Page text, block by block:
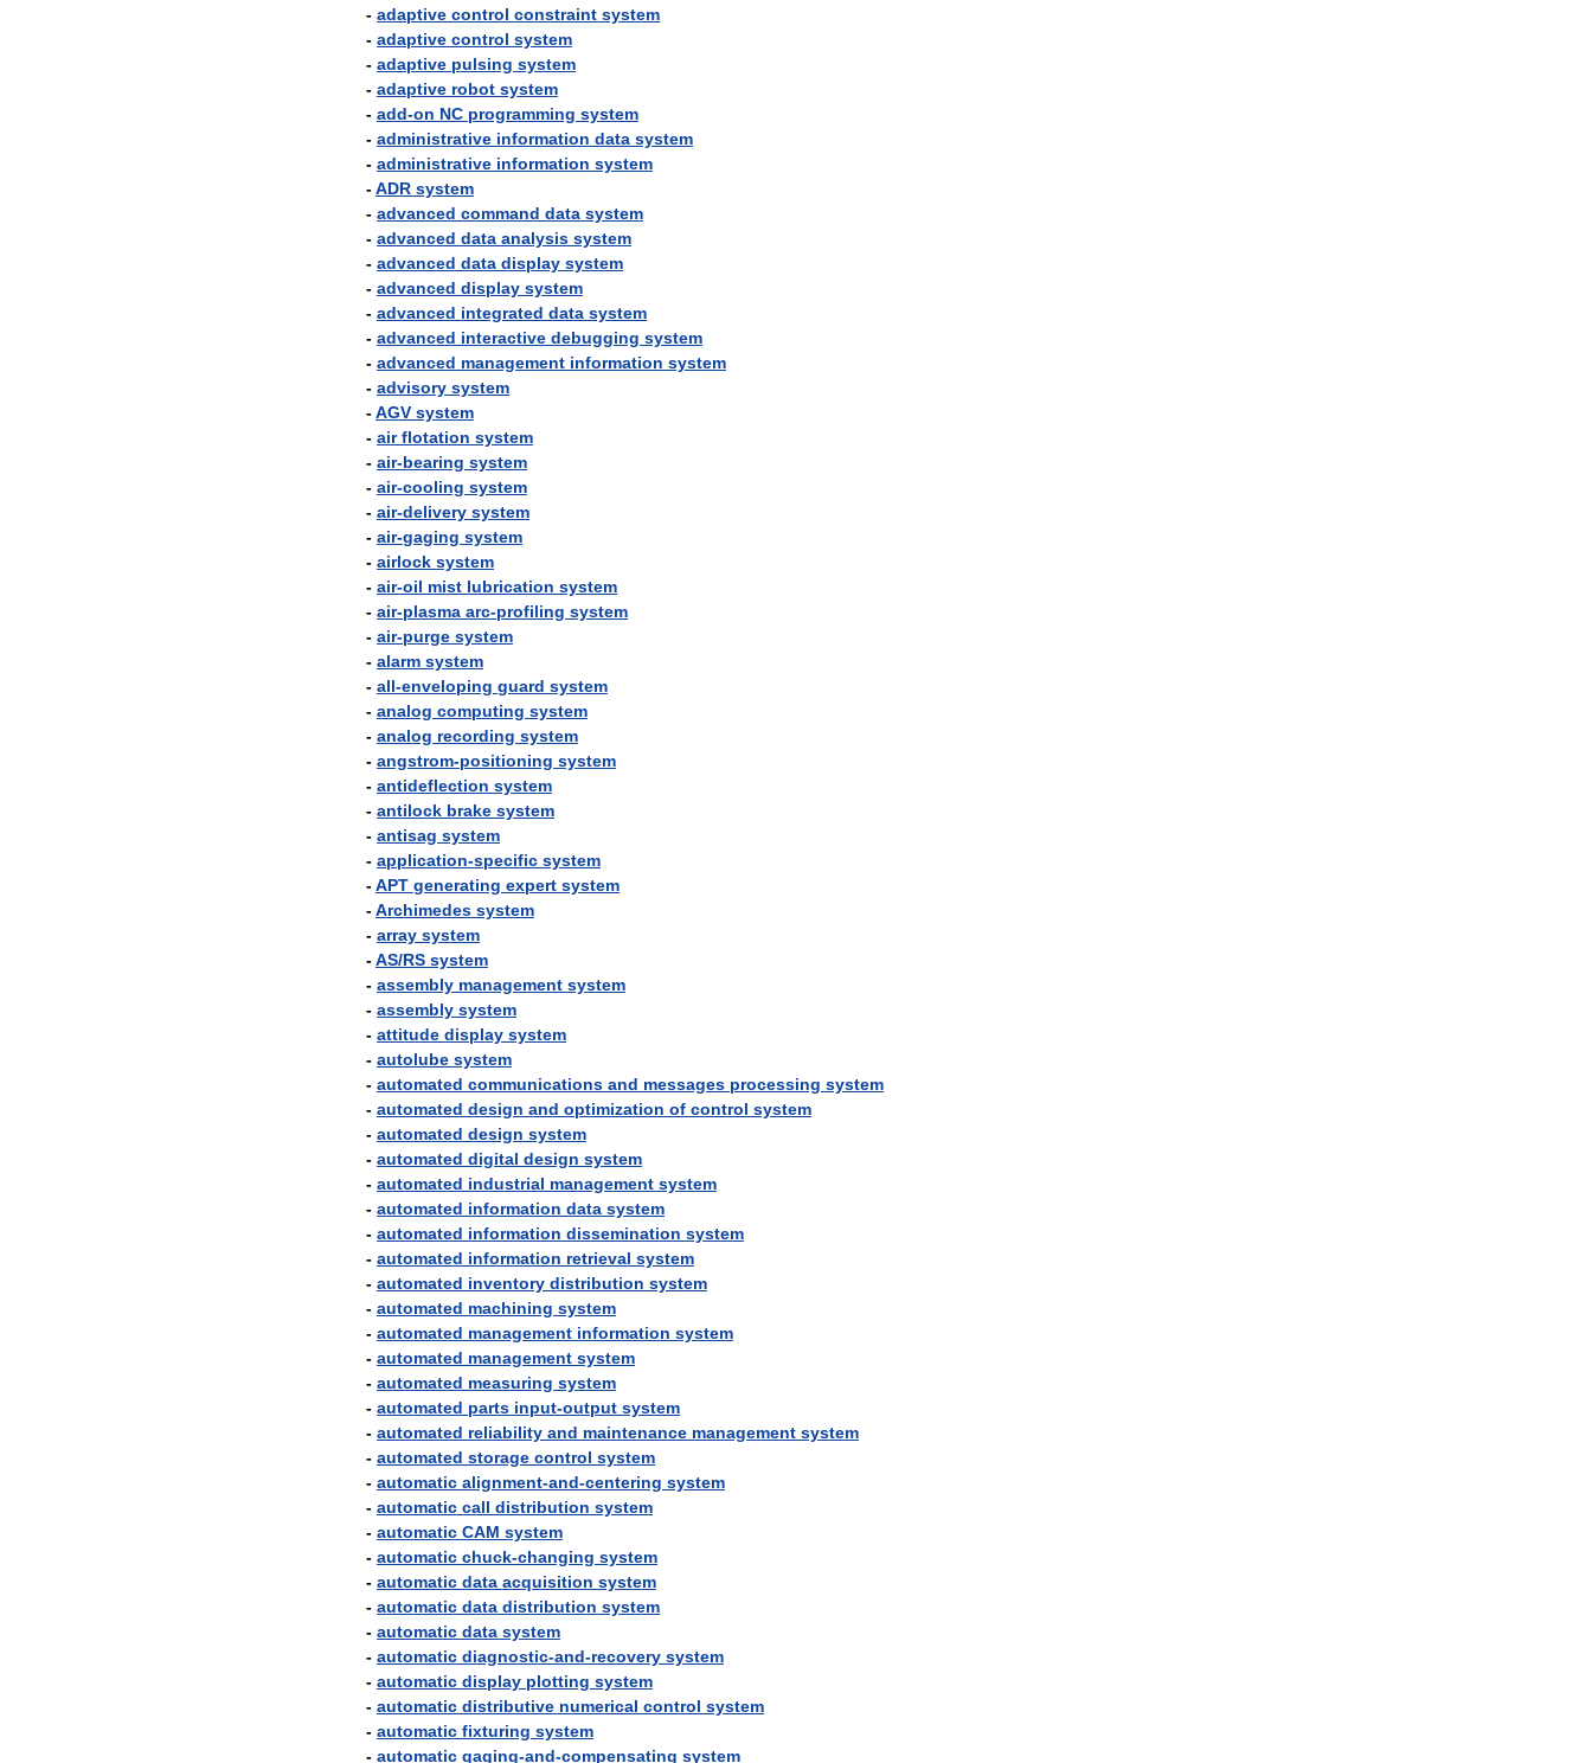
- adaptive control constraint system
- adaptive control system
- adaptive pulsing system
- adaptive robot system
- add-on NC programming system
- administrative information data system
- administrative information system
-ADR system
- advanced command data system
- advanced data analysis system
- advanced data display system
- advanced display system
- advanced integrated data system
- advanced interactive debugging system
- advanced management information system
- advisory system
-AGV system
- air flotation system
- air-bearing system
- air-cooling system
- air-delivery system
- air-gaging system
- airlock system
- air-oil mist lubrication system
- air-plasma arc-profiling system
- air-purge system
- alarm system
- all-enveloping guard system
- analog computing system
- analog recording system
- angstrom-positioning system
- antideflection system
- antilock brake system
- antisag system
- application-specific system
-APT generating expert system
-Archimedes system
- array system
-AS/RS system
- assembly management system
- assembly system
- attitude display system
- autolube system
- automated communications and messages processing system
- automated design and optimization of control system
- automated design system
- automated digital design system
- automated industrial management system
- automated information data system
- automated information dissemination system
- automated information retrieval system
- automated inventory distribution system
- automated machining system
- automated management information system
- automated management system
- automated measuring system
- automated parts input-output system
- automated reliability and maintenance management system
- automated storage control system
- automatic alignment-and-centering system
- automatic call distribution system
- automatic CAM system
- automatic chuck-changing system
- automatic data acquisition system
- automatic data distribution system
- automatic data system
- automatic diagnostic-and-recovery system
- automatic display plotting system
- automatic distributive numerical control system
- automatic fixturing system
- automatic gaging-and-compensating system